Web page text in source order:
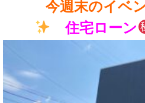
今週末のイベ
住宅ローン